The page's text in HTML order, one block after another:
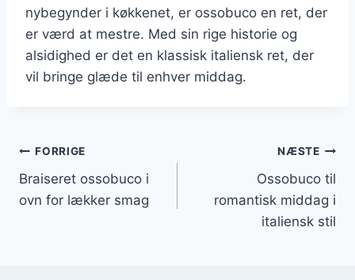
nybegynder i køkkenet, er ossobuco en ret, der
er værd at mestre. Med sin rige historie og
alsidighed er det en klassisk italiensk ret, der
vil bringe glæde til enhver middag.
Indlægsnavigation
FORRIGE
Braiseret ossobuco i
ovn for lækker smag
NÆSTE
Ossobuco til
romantisk middag i
italiensk stil